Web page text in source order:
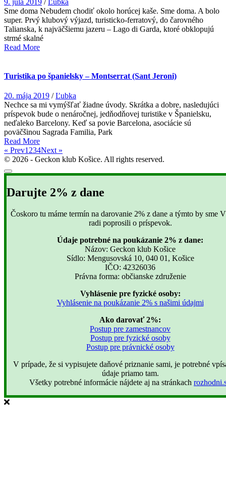
Sme doma Nebudem chodiť okolo horúcej kaše. Sme doma. A bolo
super. Prvý klubový výjazd, turisticko-ferratový, do čarovného
Talianska, k najväčšiemu jazeru – Lago di Garda, ktoré obklopujú
strmé skalné
Read More
Turistika po španielsky – Montserrat (Sant Jeroni)
20. mája 2019 / Ľubka
Nechce sa mi vymýšľať žiadne úvody. Skrátka a dobre, nasledujúci
príspevok bude o nenáročnej, jedňodňovej turistike v Španielsku,
neďaleko Barcelony. Keď sa povie Barcelona, asociácie sú
poväčšinou Sagrada Familia, Park
Read More
« Prev1 234Next »
© 2026 - Geckon klub Košice. All rights reserved.
Darujte 2% z dane
Čoskoro tu máme termín na darovanie 2% z dane a týmto by sme
radi poprosili o príspevok.
Údaje potrebné na poukázanie 2% z dane:
Názov: Geckon klub Košice
Sídlo: Mengusovská 10, 040 01, Košice
IČO: 42326036
Právna forma: občianske združenie
Vyhlásenie pre fyzické osoby:
Vyhlásenie na poukázanie 2% s našimi údajmi
Ako darovať 2%:
Postup pre zamestnancov
Postup pre fyzické osoby
Postup pre právnické osoby
V prípade, že si vypisujete daňové priznanie sami, je potrebné
údaje priamo tam.
Všetky potrebné informácie nájdete aj na stránkach